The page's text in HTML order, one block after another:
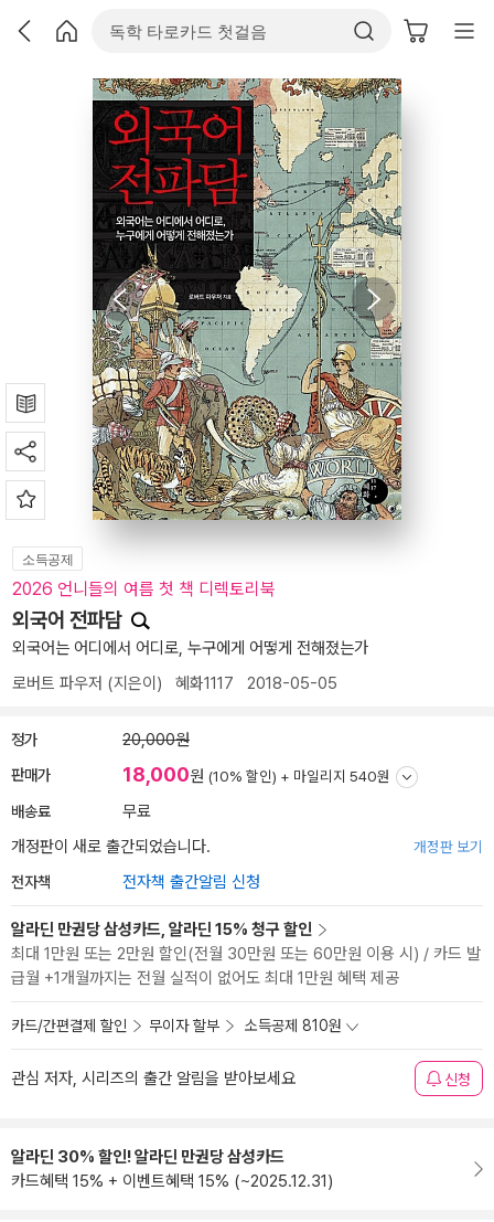
소득공제
2026 언니들의 여름 첫 책 디렉토리북
외국어 전파담
외국어는 어디에서 어디로, 누구에게 어떻게 전해졌는가
로버트 파우저 (지은이) 혜화1117 2018-05-05
정가 20,000원
판매가 18,000원 (10% 할인) + 마일리지 540원
배송료
무료
개정판이 새로 출간되었습니다.
개정판 보기
전자책 전자책 출간알림 신청
알라딘 만권당 삼성카드, 알라딘 15% 청구 할인
최대 1만원 또는 2만원 할인(전월 30만원 또는 60만원 이용 시) / 카드 발
급월 +1개월까지는 전월 실적이 없어도 최대 1만원 혜택 제공
카드/간편결제 할인 무이자 할부 소득공제 810원
관심 저자, 시리즈의 출간 알림을 받아보세요 신청
알라딘 30% 할인! 알라딘 만권당 삼성카드
카드혜택 15% + 이벤트혜택 15% (~2025.12.31)